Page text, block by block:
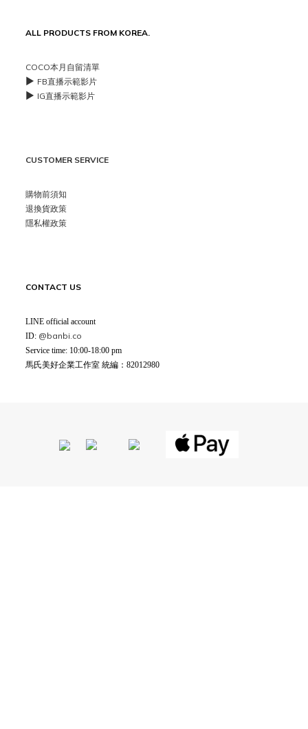
ALL PRODUCTS FROM KOREA.
COCO本月自留清單
▶️ FB直播示範影片
▶️ IG直播示範影片
CUSTOMER SERVICE
購物前須知
退換貨政策
隱私權政策
CONTACT US
LINE official account
ID: @banbi.co
Service time: 10:00-18:00 pm
馬氏美好企業工作室 統編：82012980